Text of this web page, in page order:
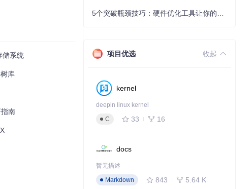
技术难题的一个优雅
储系统
库
南
项目优选 收起
kernel
deepin linux kernel
C
33 16
docs
暂无描述
Markdown
843 5.64 K